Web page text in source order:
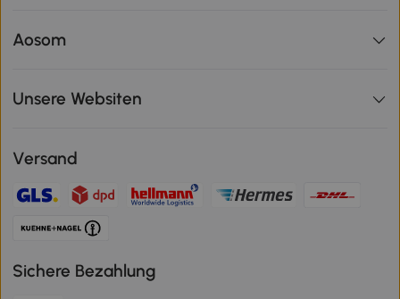
Aosom
Unsere Websiten
Versand
Sichere Bezahlung